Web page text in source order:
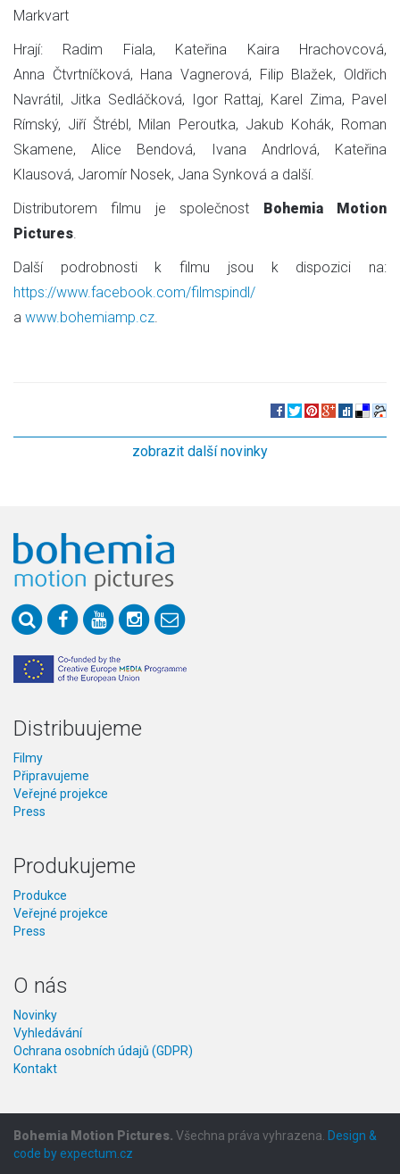
Markvart
Hrají: Radim Fiala, Kateřina Kaira Hrachovcová,
Anna Čtvrtníčková, Hana Vagnerová, Filip Blažek, Oldřich
Navrátil, Jitka Sedláčková, Igor Rattaj, Karel Zima, Pavel
Rímský, Jiří Štrébl, Milan Peroutka, Jakub Kohák, Roman
Skamene, Alice Bendová, Ivana Andrlová, Kateřina
Klausová, Jaromír Nosek, Jana Synková a další.
Distributorem filmu je společnost Bohemia Motion
Pictures
Další podrobnosti k filmu jsou k dispozici na:
https://www.facebook.com/filmspindl/
a www.bohemiamp.cz
zobrazit další novinky
Distribuujeme
Filmy
Připravujeme
Veřejné projekce
Press
Produkujeme
Produkce
Veřejné projekce
Press
O nás
Novinky
Vyhledávání
Ochrana osobních údajů (GDPR)
Kontakt
Bohemia Motion Pictures. Všechna práva vyhrazena. Design &
code by expectum.cz